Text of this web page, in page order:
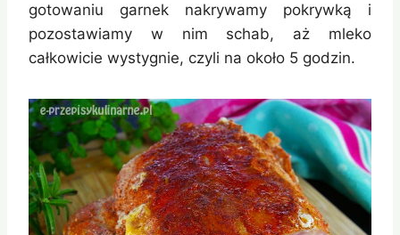
gotowaniu garnek nakrywamy pokrywką i
pozostawiamy w nim schab, aż mleko
całkowicie wystygnie, czyli na około 5 godzin.